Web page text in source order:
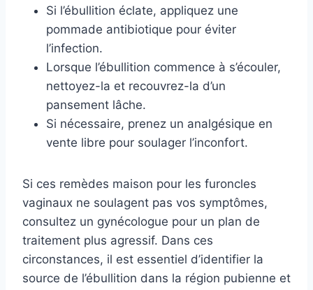
Si l’ébullition éclate, appliquez une
pommade antibiotique pour éviter
l’infection.
Lorsque l’ébullition commence à s’écouler,
nettoyez-la et recouvrez-la d’un
pansement lâche.
Si nécessaire, prenez un analgésique en
vente libre pour soulager l’inconfort.
Si ces remèdes maison pour les furoncles
vaginaux ne soulagent pas vos symptômes,
consultez un gynécologue pour un plan de
traitement plus agressif. Dans ces
circonstances, il est essentiel d’identifier la
source de l’ébullition dans la région pubienne et